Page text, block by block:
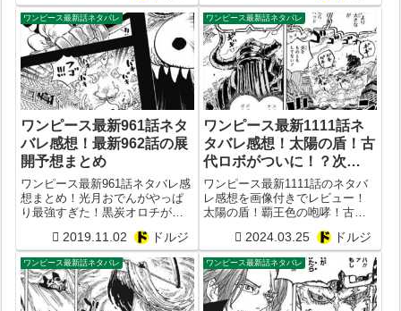
ワンピース最新話ネタバレ
ワンピース最新961話ネタ
バレ感想！最新962話の展
開予想まとめ
ワンピース最新961話ネタバレ感
想まとめ！光月おでんがやっぱ
り最強すぎた！黒炭オロチが霜
2019.11.02 ドルジ
ワンピース最新話ネタバレ
ワンピース最新1111話ネ
タバレ感想！太陽の盾！古
代ロボがついに！？次
1112話予想
ワンピース最新1111話のネタバ
レ感想を画像付きでレビュー！
太陽の盾！覇王色の咆哮！古代
話予想
2024.03.25 ドルジ
ワンピース最新話ネタバレ ワンピース最新話ネタバレ